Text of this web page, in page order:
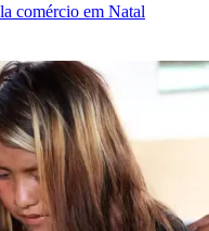
comércio em Natal